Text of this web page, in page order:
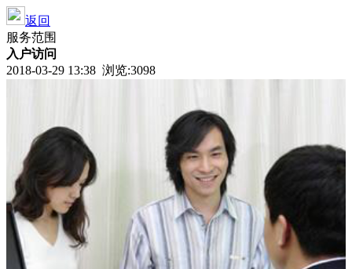
返回
服务范围
入户访问
2018-03-29 13:38 浏览:3098